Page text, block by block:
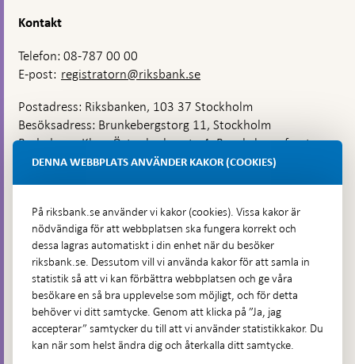
Kontakt
Telefon: 08-787 00 00
E-post: registratorn@riksbank.se
Postadress: Riksbanken, 103 37 Stockholm
Besöksadress: Brunkebergstorg 11, Stockholm
Budadress: Klara Östra kyrkogata 4, Brunkebergsfaret,
Lastplats 6
Hitta direkt
Frågor och svar-
Öppnas
i
ny
flik
Till Riksbankens webbarkiv-
Öppnas
i
ny
Presskontakt
Integritetspolicy
DENNA WEBBPLATS ANVÄNDER KAKOR (COOKIES)
På riksbank.se använder vi kakor (cookies). Vissa kakor är
nödvändiga för att webbplatsen ska fungera korrekt och
dessa lagras automatiskt i din enhet när du besöker
riksbank.se. Dessutom vill vi använda kakor för att samla in
statistik så att vi kan förbättra webbplatsen och ge våra
besökare en så bra upplevelse som möjligt, och för detta
behöver vi ditt samtycke. Genom att klicka på ”Ja, jag
accepterar” samtycker du till att vi använder statistikkakor. Du
kan när som helst ändra dig och återkalla ditt samtycke.